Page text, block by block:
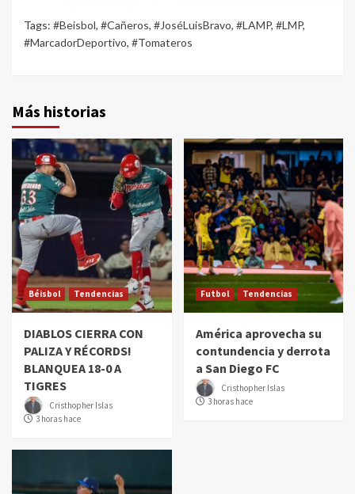
Tags: #Beisbol, #Cañeros, #JoséLuisBravo, #LAMP, #LMP,
#MarcadorDeportivo, #Tomateros
Más historias
Béisbol Tendencias
DIABLOS CIERRA CON
PALIZA Y RÉCORDS!
BLANQUEA 18-0 A
TIGRES
Cristhopher Islas
3 horas hace
Futbol Tendencias
América aprovecha su
contundencia y derrota
a San Diego FC
Cristhopher Islas
3 horas hace